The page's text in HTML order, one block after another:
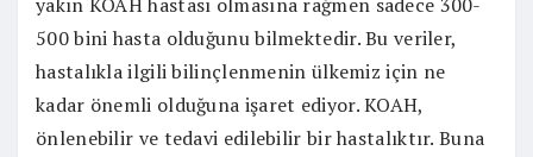
500 bini hasta olduğunu bilmektedir. Bu veriler,
hastalıkla ilgili bilinçlenmenin ülkemiz için ne
kadar önemli olduğuna işaret ediyor. KOAH,
önlenebilir ve tedavi edilebilir bir hastalıktır. Buna